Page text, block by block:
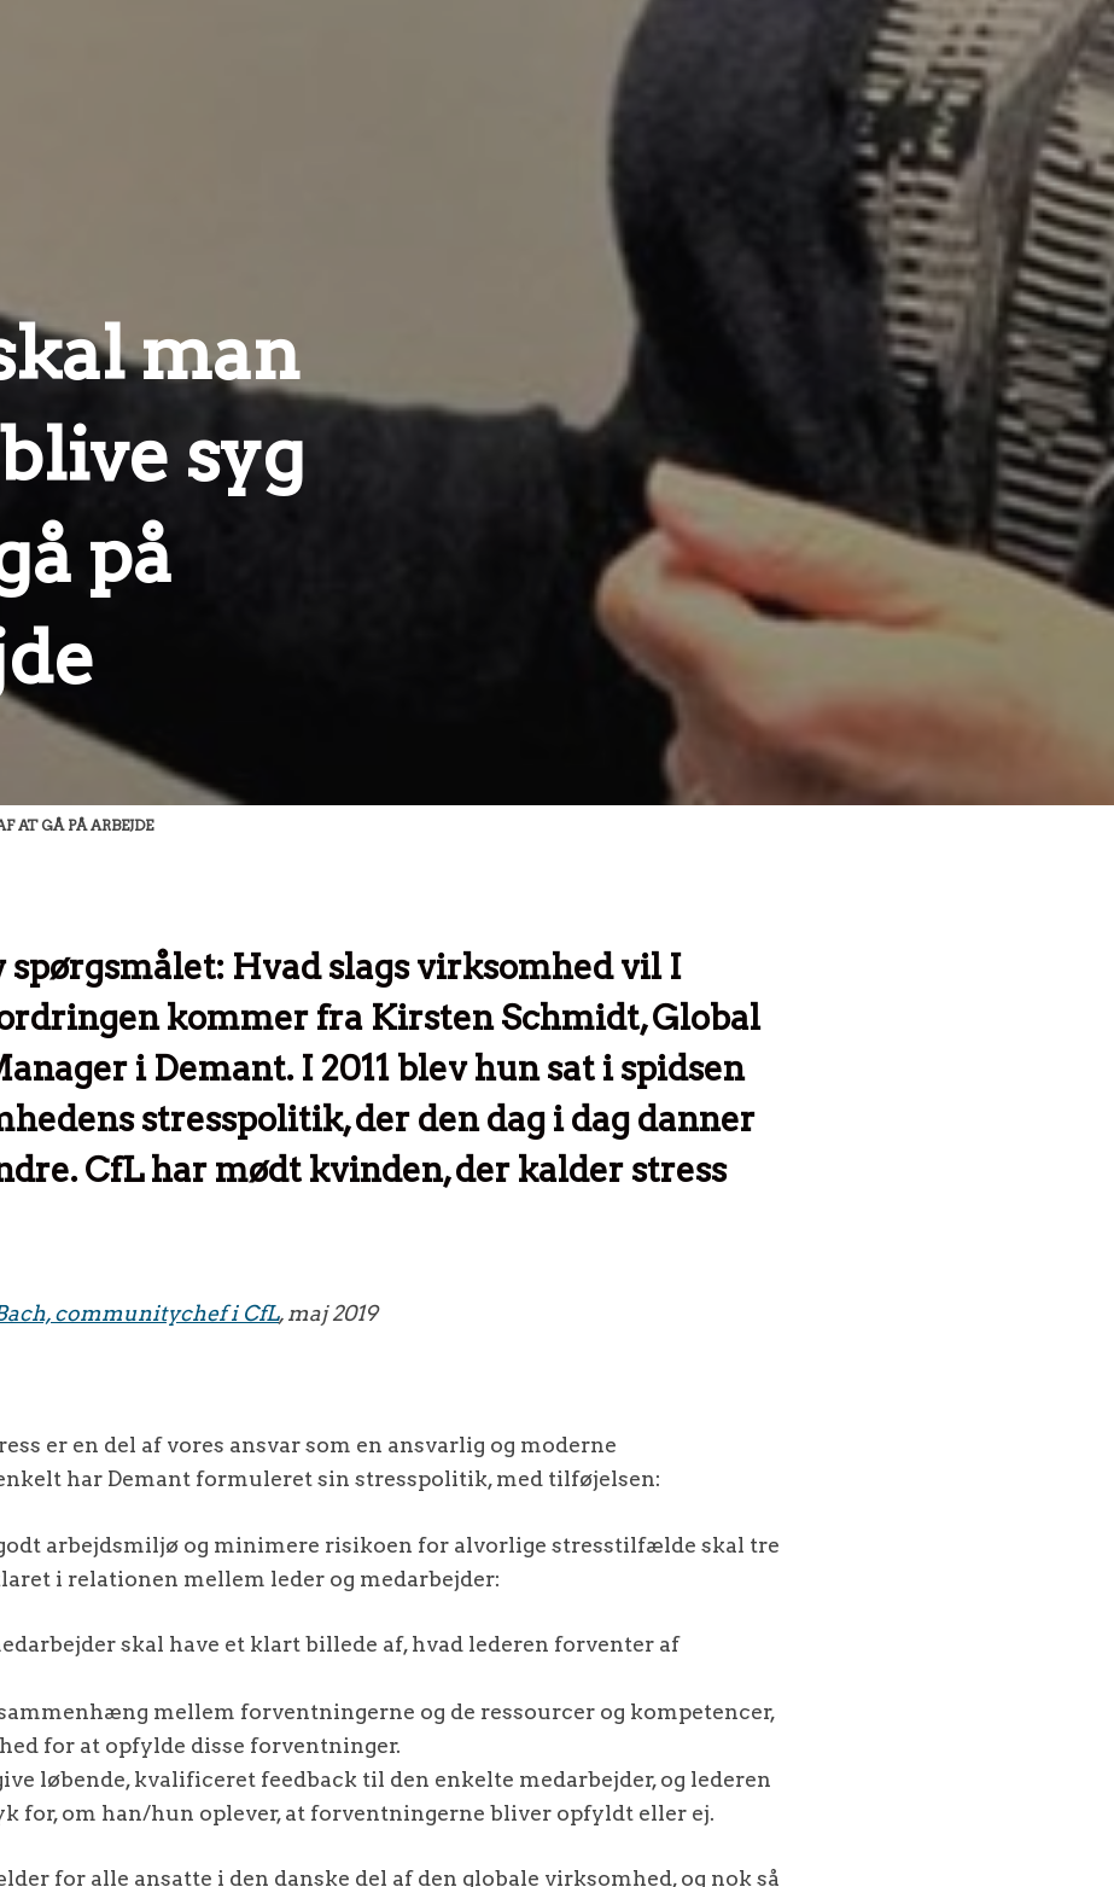
man
syg
på
AT GÅ PÅ ARBEJDE
spørgsmålet: Hvad slags virksomhed vil I
kommer fra Kirsten Schmidt, Global
i Demant. I 2011 blev hun sat i spidsen
stresspolitik, der den dag i dag danner
CfL har mødt kvinden, der kalder stress
communitychef i CfL, maj 2019
er en del af vores ansvar som en ansvarlig og moderne
har Demant formuleret sin stresspolitik, med tilføjelsen:
arbejdsmiljø og minimere risikoen for alvorlige stresstilfælde skal tre
i relationen mellem leder og medarbejder:
skal have et klart billede af, hvad lederen forventer af
mellem forventningerne og de ressourcer og kompetencer,
for at opfylde disse forventninger.
løbende, kvalificeret feedback til den enkelte medarbejder, og lederen
for, om han/hun oplever, at forventningerne bliver opfyldt eller ej.
for alle ansatte i den danske del af den globale virksomhed, og nok så